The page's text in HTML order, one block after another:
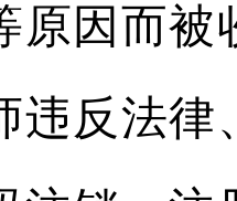
原因而被
违反法律